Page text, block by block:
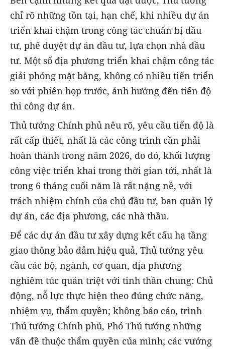
chỉ rõ những tồn tại, hạn chế, khi nhiều dự án
triển khai chậm trong công tác chuẩn bị đầu
tư, phê duyệt dự án đầu tư, lựa chọn nhà đầu
tư. Một số địa phương triển khai chậm công tác
giải phóng mặt bằng, không có nhiều tiến triển
so với phiên họp trước, ảnh hưởng đến tiến độ
thi công dự án.
Thủ tướng Chính phủ nêu rõ, yêu cầu tiến độ là
rất cấp thiết, nhất là các công trình cần phải
hoàn thành trong năm 2026, do đó, khối lượng
công việc triển khai trong thời gian tới, nhất là
trong 6 tháng cuối năm là rất nặng nề, với
trách nhiệm chính của chủ đầu tư, ban quản lý
dự án, các địa phương, các nhà thầu.
Để các dự án đầu tư xây dựng kết cấu hạ tầng
giao thông bảo đảm hiệu quả, Thủ tướng yêu
cầu các bộ, ngành, cơ quan, địa phương
nghiêm túc quán triệt với tinh thần chung: Chủ
động, nỗ lực thực hiện theo đúng chức năng,
nhiệm vụ, thẩm quyền; không báo cáo, trình
Thủ tướng Chính phủ, Phó Thủ tướng những
vấn đề thuộc thẩm quyền của mình; các vướng